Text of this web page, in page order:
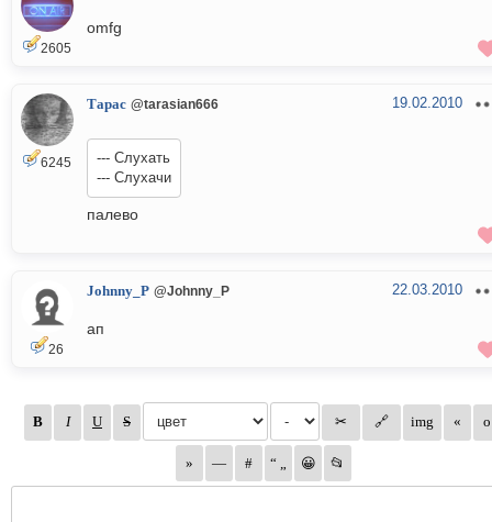
2605
omfg
6245
Тарас @tarasian666 19.02.2010
--- Слухать
--- Слухачи
палево
26
Johnny_P @Johnny_P 22.03.2010
ап